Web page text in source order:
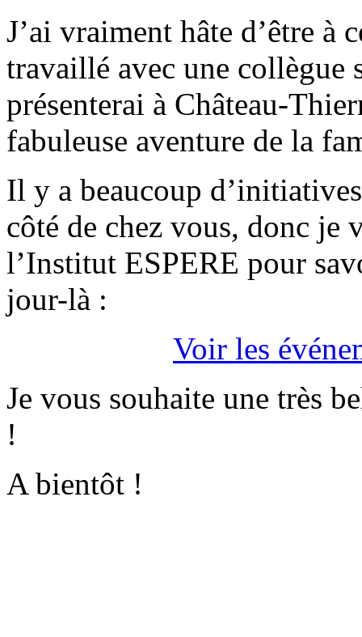
J’ai vraiment hâte d’être à
travaillé avec une collègue
présenterai à Château-
fabuleuse aventure de la
Il y a beaucoup
côté de chez vous, donc je
l’Institut ESPERE pour
jour-là :
Voir les
Je vous souhaite une très
!
A bientôt !